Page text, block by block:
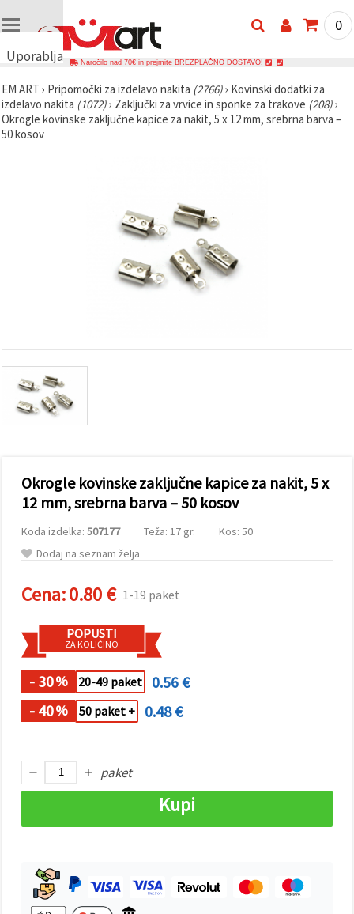
Uporabljamo
🍪
Uporabljamo
piškotke in
podobne
ustreznejše
oglase, tudi
s pomočjo
naših
partnerjev
za analitiko
vse!« se
strinjate z
vseh
Ali pa v
svoje
določene
vrste
piškotkov
in klikom
na gumb
»Shrani«.
Nastavitve
0
Naročilo nad 70€ in prejmite BREZPLAČNO DOSTAVO!
EM ART › Pripomočki za izdelavo nakita (2766)› Kovinski dodatki za
izdelavo nakita (1072)› Zaključki za vrvice in sponke za trakove (208)›
Okrogle kovinske zaključne kapice za nakit, 5 x 12 mm, srebrna barva –
50 kosov
Okrogle kovinske zaključne kapice za nakit, 5 x
12 mm, srebrna barva – 50 kosov
Koda izdelka: 507177 Teža: 17 gr.
Kos: 50
Dodaj na seznam želja
Cena:0.80 € 1-19 paket
POPUSTI
ZA KOLIČINO
- 30% 20-49 paket
0.56 €
- 40% 50 paket + 0.48 €
paket
Kupi